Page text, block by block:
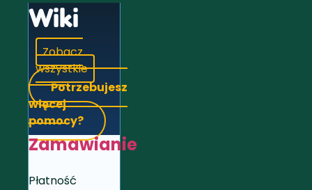
Wiki
Zobacz
wszystkie
Potrzebujesz
więcej
pomocy?
Zamawianie
Płatność